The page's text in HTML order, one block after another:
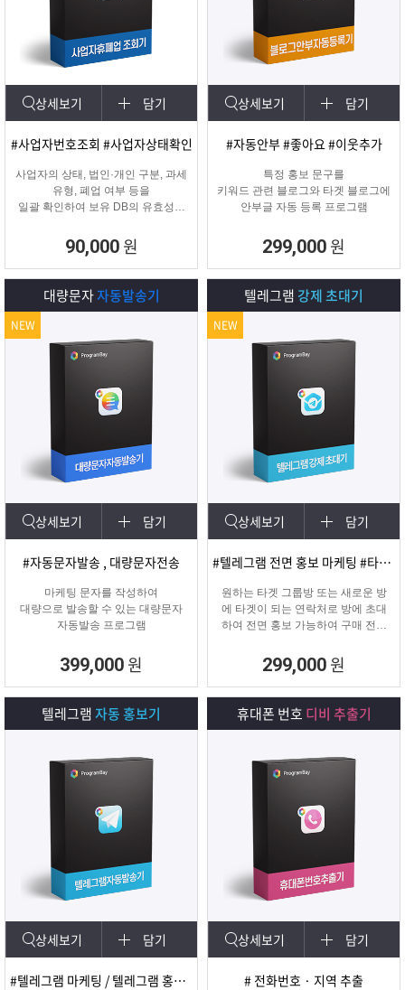
상세보기 담기
#사업자번호조회 #사업자상태확인
사업자의 상태, 법인·개인 구분, 과세
유형, 폐업 여부 등을
일괄 확인하여 보유 DB의 유효성을
프로그램
90,000 원
상세보기 담기
#자동안부 #좋아요 #이웃추가
특정 홍보 문구를
키워드 관련 블로그와 타겟 블로그에
안부글 자동 등록 프로그램
299,000 원
대량문자자동발송기
상세보기 담기
#자동문자발송 , 대량문자전송
마케팅 문자를 작성하여
대량으로 발송할 수 있는 대량문자
자동발송 프로그램
399,000 원
NEW
텔레그램 강제 초대기
상세보기 담기
#텔레그램 전면 홍보 마케팅 #타겟팅 회원 유입
원하는 타겟 그룹방 또는 새로운 방
에 타겟이 되는 연락처로 방에 초대
하여 전면 홍보 가능하여 구매 전환
299,000 원
NEW
텔레그램자동 홍보기
상세보기 담기
#텔레그램 마케팅 / 텔레그램 홍보글 발송
휴대폰 번호 디비 추출기
상세보기 담기
# 전화번호 · 지역 추출